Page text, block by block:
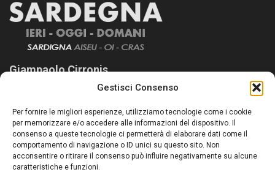
Gestisci Consenso
Per fornire le migliori esperienze, utilizziamo tecnologie come i cookie
per memorizzare e/o accedere alle informazioni del dispositivo. Il
consenso a queste tecnologie ci permetterà di elaborare dati come il
comportamento di navigazione o ID unici su questo sito. Non
acconsentire o ritirare il consenso può influire negativamente su alcune
caratteristiche e funzioni.
Giampaolo Cirronis
Sardegna Ieri-Oggi-Domani nasce per informare “liberamente” i
lettori su quanto accade in Sardegna, con un occhio rivolto al
nostro passato e, soprattutto, al nostro futuro
Follow Us